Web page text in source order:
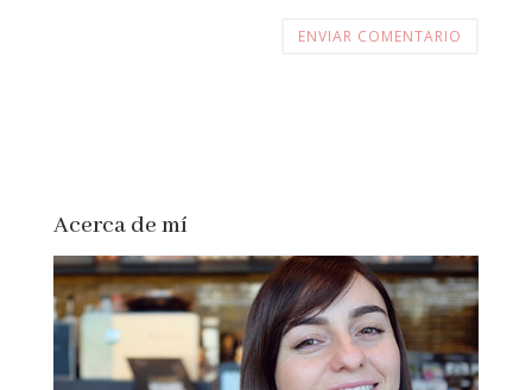
Acerca de mí